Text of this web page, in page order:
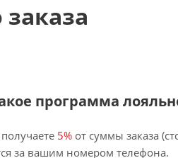
программа
5% от суммы заказа
за вашим номером телефона.